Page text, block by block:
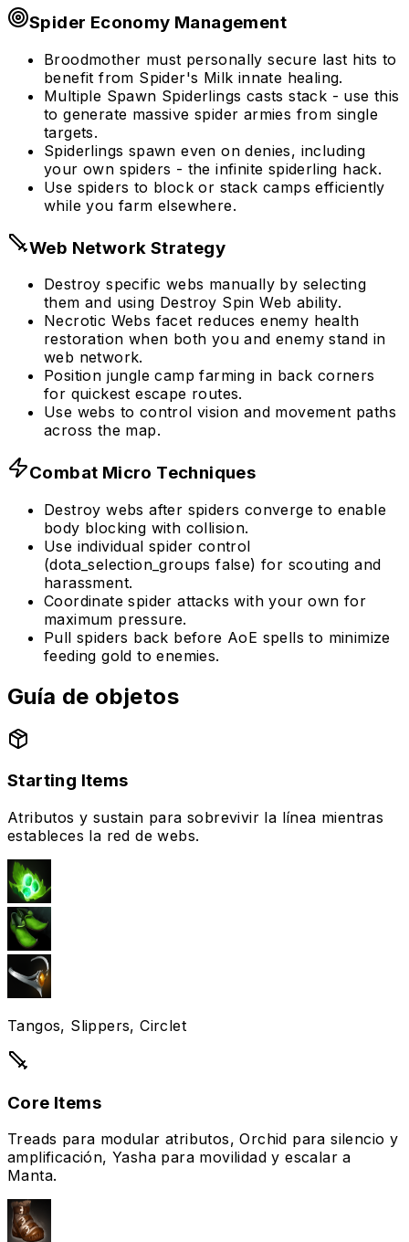
Spider Economy Management
Broodmother must personally secure last hits to
benefit from Spider's Milk innate healing.
Multiple Spawn Spiderlings casts stack - use this
to generate massive spider armies from single
targets.
Spiderlings spawn even on denies, including
your own spiders - the infinite spiderling hack.
Use spiders to block or stack camps efficiently
while you farm elsewhere.
Web Network Strategy
Destroy specific webs manually by selecting
them and using Destroy Spin Web ability.
Necrotic Webs facet reduces enemy health
restoration when both you and enemy stand in
web network.
Position jungle camp farming in back corners
for quickest escape routes.
Use webs to control vision and movement paths
across the map.
Combat Micro Techniques
Destroy webs after spiders converge to enable
body blocking with collision.
Use individual spider control
(dota_selection_groups false) for scouting and
harassment.
Coordinate spider attacks with your own for
maximum pressure.
Pull spiders back before AoE spells to minimize
feeding gold to enemies.
Guía de objetos
Starting Items
Atributos y sustain para sobrevivir la línea mientras
estableces la red de webs.
Tangos, Slippers, Circlet
Core Items
Treads para modular atributos, Orchid para silencio y
amplificación, Yasha para movilidad y escalar a
Manta.